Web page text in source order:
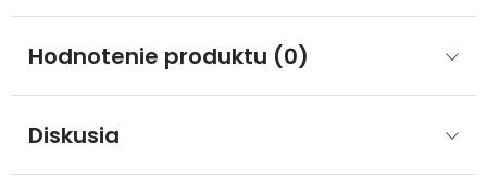
Hodnotenie produktu (0)
Diskusia